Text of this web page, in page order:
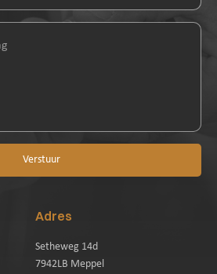
Verstuur
Adres
Setheweg 14d
7942LB Meppel